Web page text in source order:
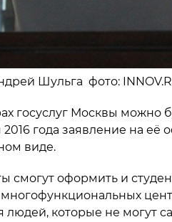
Шульга фото:
госуслуг Москвы можно
года заявление на
виде.
смогут оформить и
многофункциональных
людей, которые не могут